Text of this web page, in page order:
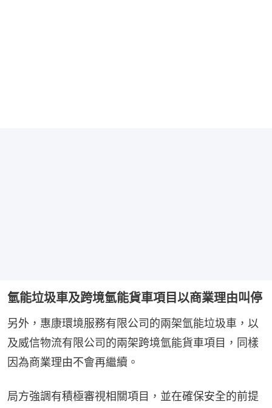
氫能垃圾車及跨境氫能貨車項目以商業理由叫停
另外，惠康環境服務有限公司的兩架氫能垃圾車，以
及威信物流有限公司的兩架跨境氫能貨車項目，同樣
因為商業理由不會再繼續。
局方強調有積極審視相關項目，並在確保安全的前提